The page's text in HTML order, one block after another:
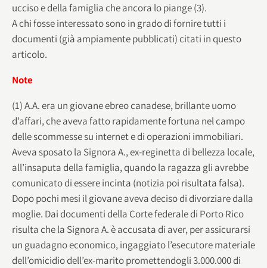
ucciso e della famiglia che ancora lo piange (3).
A chi fosse interessato sono in grado di fornire tutti i
documenti (già ampiamente pubblicati) citati in questo
articolo.
Note
(1) A.A. era un giovane ebreo canadese, brillante uomo
d’affari, che aveva fatto rapidamente fortuna nel campo
delle scommesse su internet e di operazioni immobiliari.
Aveva sposato la Signora A., ex-reginetta di bellezza locale,
all’insaputa della famiglia, quando la ragazza gli avrebbe
comunicato di essere incinta (notizia poi risultata falsa).
Dopo pochi mesi il giovane aveva deciso di divorziare dalla
moglie. Dai documenti della Corte federale di Porto Rico
risulta che la Signora A. è accusata di aver, per assicurarsi
un guadagno economico, ingaggiato l’esecutore materiale
dell’omicidio dell’ex-marito promettendogli 3.000.000 di